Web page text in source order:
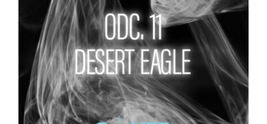
DODAJ DO KOSZYKA SZCZEGÓŁY